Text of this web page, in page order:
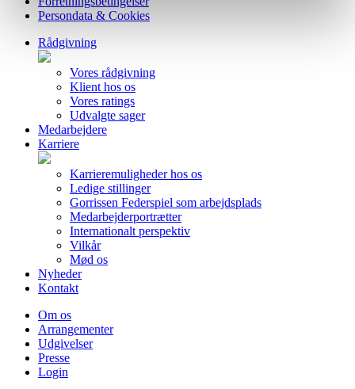
Persondata & Cookies
Rådgivning
Vores rådgivning
Klient hos os
Vores ratings
Udvalgte sager
Medarbejdere
Karriere
Karrieremuligheder hos os
Ledige stillinger
Gorrissen Federspiel som arbejdsplads
Medarbejderportrætter
Internationalt perspektiv
Vilkår
Mød os
Nyheder
Kontakt
Om os
Arrangementer
Udgivelser
Presse
Login